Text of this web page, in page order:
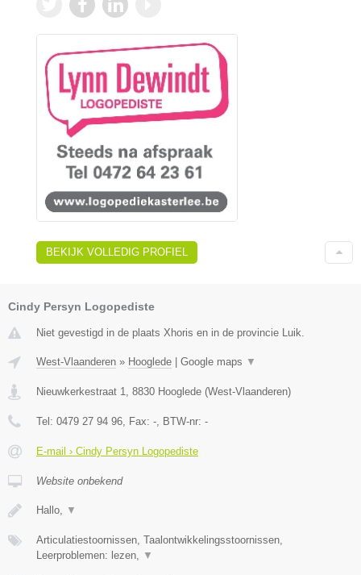
BEKIJK VOLLEDIG PROFIEL
Cindy Persyn Logopediste
Niet gevestigd in de plaats Xhoris en in de provincie Luik.
West-Vlaanderen » Hooglede Google maps ▼
Nieuwkerkestraat 1 8830 Hooglede (West-Vlaanderen)
Tel: 0479 27 94 96 , Fax: - , BTW-nr: -
E-mail › Cindy Persyn Logopediste
Website onbekend
Hallo, ▼
Articulatiestoornissen, Taalontwikkelingsstoornissen,
Leerproblemen: lezen,
▼